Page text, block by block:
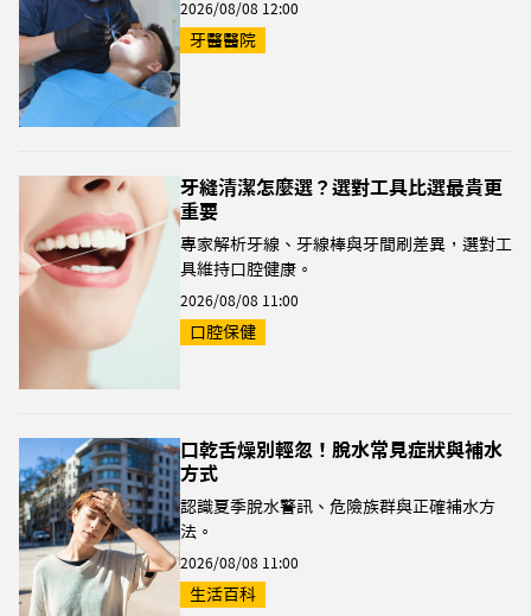
2026/08/08 12:00
牙醫醫院
牙縫清潔怎麼選？選對工具比選最貴更
重要
專家解析牙線、牙線棒與牙間刷差異，選對工
具維持口腔健康。
2026/08/08 11:00
口腔保健
口乾舌燥別輕忽！脫水常見症狀與補水
方式
認識夏季脫水警訊、危險族群與正確補水方
法。
2026/08/08 11:00
生活百科